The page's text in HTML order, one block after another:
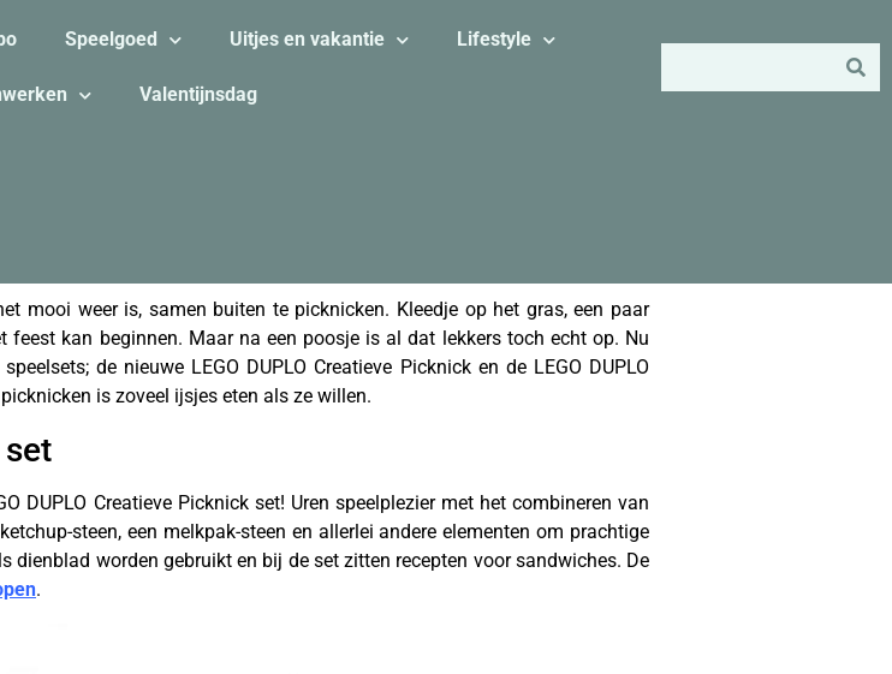
Speelgoed Uitjes en vakantie Lifestyle
Valentijnsdag
mooi weer is, samen buiten te picknicken. Kleedje op het gras, een paar
feest kan beginnen. Maar na een poosje is al dat lekkers toch echt op. Nu
de nieuwe LEGO DUPLO Creatieve Picknick en de LEGO DUPLO
is zoveel ijsjes eten als ze willen.
set
DUPLO Creatieve Picknick set! Uren speelplezier met het combineren van
steen, een melkpak-steen en allerlei andere elementen om prachtige
dienblad worden gebruikt en bij de set zitten recepten voor sandwiches. De
.